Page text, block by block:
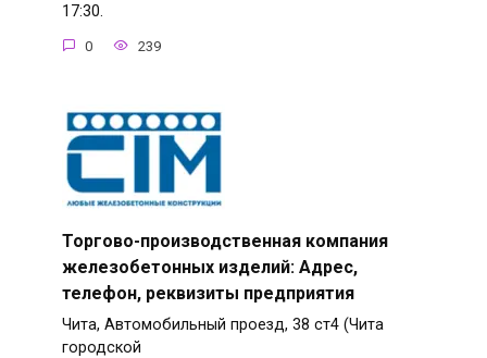
17:30.
0 239
Торгово-производственная компания
железобетонных изделий: Адрес,
телефон, реквизиты предприятия
Чита, Автомобильный проезд, 38 ст4 (Чита
городской